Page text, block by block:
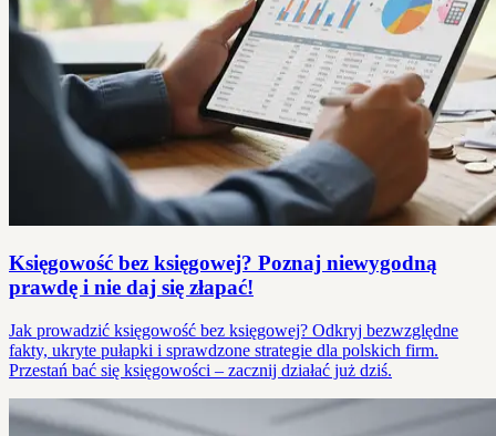
Księgowość bez księgowej? Poznaj niewygodną
prawdę i nie daj się złapać!
Jak prowadzić księgowość bez księgowej? Odkryj bezwzględne
fakty, ukryte pułapki i sprawdzone strategie dla polskich firm.
Przestań bać się księgowości – zacznij działać już dziś.